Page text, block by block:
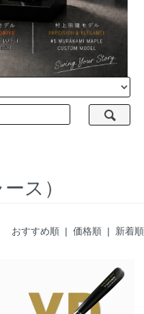
ス）
おすすめ順 | 価格順 | 新着順